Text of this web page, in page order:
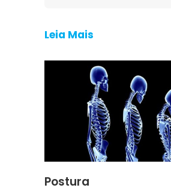
Leia Mais
Postura